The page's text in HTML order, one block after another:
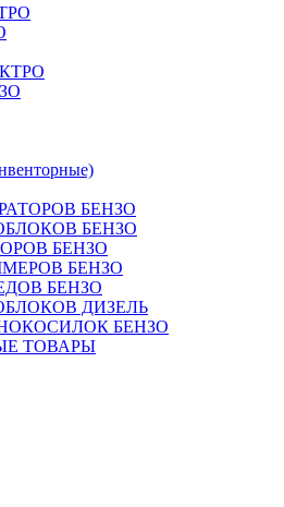
БЕНЗО
БЕНЗО
БЕНЗО
БЕНЗО
БЕНЗО
ДИЗЕЛЬ
БЕНЗО
ТОВАРЫ